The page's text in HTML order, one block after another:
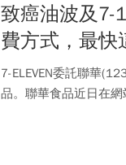
致癌油波及7-
費方式，最快
款一次看
7-ELEVEN委託聯華
品。聯華食品近日在